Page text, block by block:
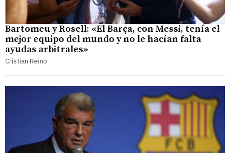
Bartomeu y Rosell: «El Barça, con Messi, tenía el
mejor equipo del mundo y no le hacían falta
ayudas arbitrales»
Cristian Reino